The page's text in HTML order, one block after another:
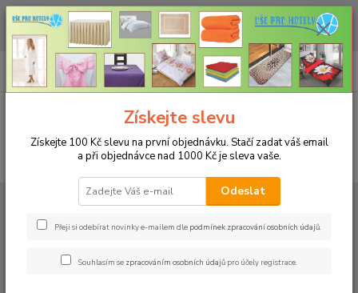
CHCETE NAKOUPIT VĚTŠÍ MNOŽSTVÍ NAŠICH PRODUKTŮ ZA LEPŠÍ
CENU? Klikněte ZDE
CZK
+420 773 794 023
Pondělí-pátek 9-16 hodin
0ks
za0 Kč
UBRUSY
Teflonové ubrusy jednobarevné s vodoodpudivou úpravou
Teflonový ubrus 80x80cm -
pomerančový 111
Získejte slevu
Získejte 100 Kč slevu na první objednávku. Stačí zadat váš email
a při objednávce nad 1000 Kč je sleva vaše.
Odeslat
Přeji si odebírat novinky e-mailem dle podmínek zpracování osobních údajů.
Souhlasím se zpracováním osobních údajů pro účely registrace.